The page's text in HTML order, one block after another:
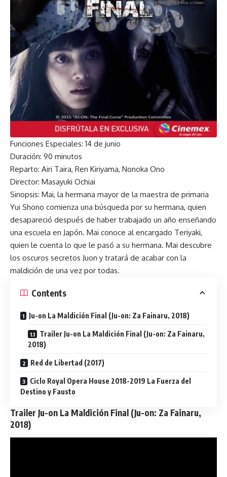
Funciones Especiales: 14 de junio
Duración: 90 minutos
Reparto: Airi Taira, Ren Kiriyama, Nonoka Ono
Director: Masayuki Ochiai
Sinopsis: Mai, la hermana mayor de la maestra de primaria
Yui Shono comienza una búsqueda por su hermana, quien
desapareció después de haber trabajado un año enseñando
una escuela en Japón. Mai conoce al encargado Teriyaki,
quien le cuenta lo que le pasó a su hermana. Mai descubre
los oscuros secretos Juon y tratará de acabar con la
maldición de una vez por todas.
Contents
Ju-on La Maldición Final (Ju-on: Za Fainaru, 2018)
Trailer Ju-on La Maldición Final (Ju-on: Za Fainaru,
2018)
Red de Libertad (2017)
Ciclo Royal Opera House 2018-2019 La Fuerza del
Destino y Fausto
Trailer Ju-on La Maldición Final (Ju-on: Za Fainaru,
2018)